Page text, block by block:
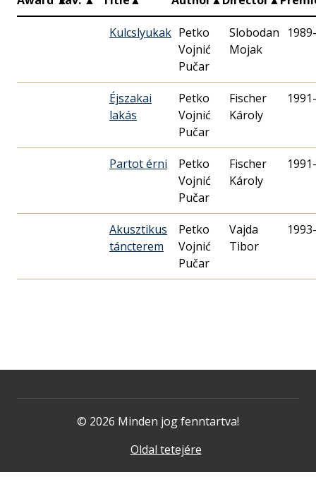
Kulcslyukak Petko
Vojnić
Pučar
Slobodan
Mojak
Éjszakai
lakás
Petko
Vojnić
Pučar
Fischer
Károly
Partot érni
Petko
Vojnić
Pučar
Fischer
Károly
Akusztikus
táncterem
Petko
Vojnić
Pučar
Vajda
Tibor
© 2026 Minden jog fenntartva!
Oldal tetejére